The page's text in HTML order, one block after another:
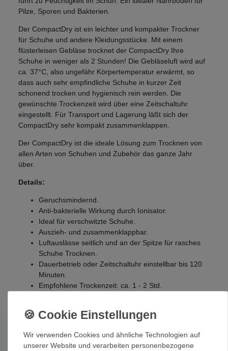
Pilze, Sporen und Bakterien.
Der CompactDry ist ein leichter und kompakter Trockner
für Schuhe und andere Kleidungsstücke. Mit einem
flüsterleisen Gebläse trocknet der CompactDry Ihre
Schuhe in weniger als 2 Stunden! Die Gebläseluft wird auf
ca. 37°C, also ungefähr Körpertemperatur erwärmt, so
dass auch sehr empfindliche Schuhe in kurzer Zeit
schonend trocken und hygienisch rein werden. Die
gewünschte Trockenzeit wird über eine Zeitschaltuhr
eingestellt. Für Transport und Lagerung läßt sich der
CompactDry sehr kompakt zusammenklappen.
Der CompactDry ist die ideale Lösung zum Trocknen von
allen Arten von Schuhen und Zubehör das ganze Jahr
über.
Details:
Geruchsmindernd.
Anti-bakterielle Wirkung durch Ionisator.
Ideal für verschwitzte Schuhe.
Auszieh- und zusammenklappbar.
Luftauslässe seitlich und an der Spitze für rasches
Schuhe Trocknen.
Dauerbetrieb oder Zeitschaltuhr einstellbar bis 120
Minuten.
Empfohlene Trockenzeit: ca. 1 - 2 Std.
Technische Daten
Wir verwenden Cookies und ähnliche Technologien auf
unserer Website und verarbeiten personenbezogene